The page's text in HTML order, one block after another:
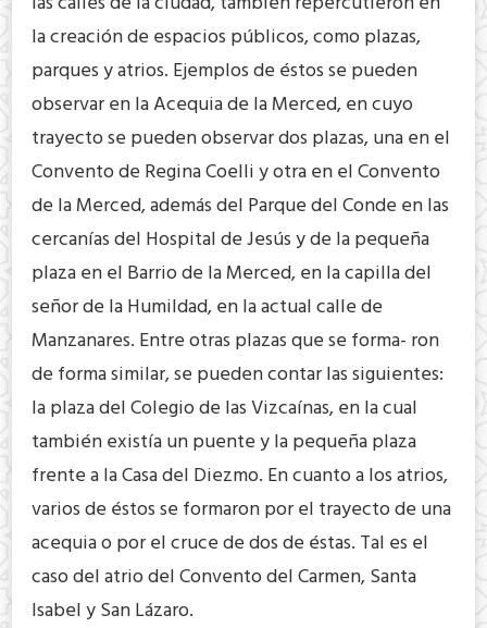
la creación de espacios públicos, como plazas,
parques y atrios. Ejemplos de éstos se pueden
observar en la Acequia de la Merced, en cuyo
trayecto se pueden observar dos plazas, una en el
Convento de Regina Coelli y otra en el Convento
de la Merced, además del Parque del Conde en las
cercanías del Hospital de Jesús y de la pequeña
plaza en el Barrio de la Merced, en la capilla del
señor de la Humildad, en la actual calle de
Manzanares. Entre otras plazas que se forma- ron
de forma similar, se pueden contar las siguientes:
la plaza del Colegio de las Vizcaínas, en la cual
también existía un puente y la pequeña plaza
frente a la Casa del Diezmo. En cuanto a los atrios,
varios de éstos se formaron por el trayecto de una
acequia o por el cruce de dos de éstas. Tal es el
caso del atrio del Convento del Carmen, Santa
Isabel y San Lázaro.